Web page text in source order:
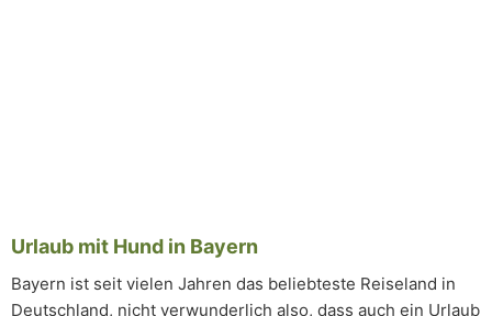
Urlaub mit Hund in Bayern
Bayern ist seit vielen Jahren das beliebteste Reiseland in
Deutschland, nicht verwunderlich also, dass auch ein Urlaub